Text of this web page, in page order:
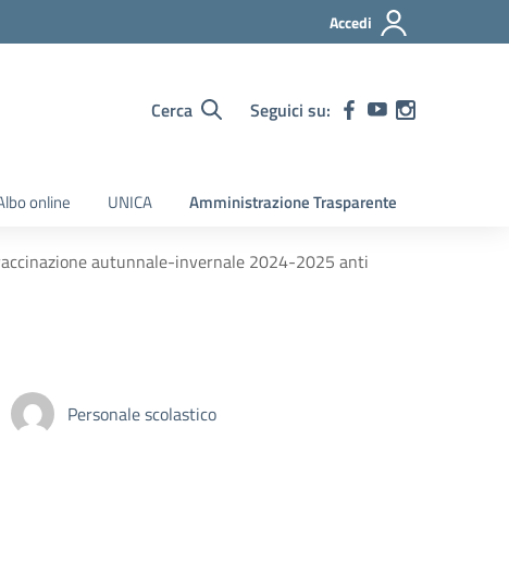
Accedi
Cerca Seguici su:
online UNICA Amministrazione Trasparente
autunnale-invernale 2024-2025 anti
Personale scolastico